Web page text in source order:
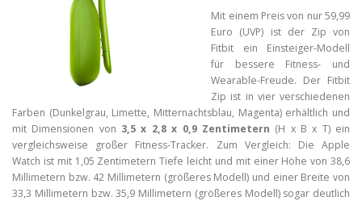
Mit einem Preis von nur 59,99
Euro (UVP) ist der Zip von
Fitbit ein Einsteiger-Modell
für bessere Fitness- und
Wearable-Freude. Der Fitbit
Zip ist in vier verschiedenen
Farben (Dunkelgrau, Limette, Mitternachtsblau, Magenta) erhältlich und
mit Dimensionen von 3,5 x 2,8 x 0,9 Zentimetern (H x B x T) ein
vergleichsweise großer Fitness-Tracker. Zum Vergleich: Die Apple
Watch ist mit 1,05 Zentimetern Tiefe leicht und mit einer Höhe von 38,6
Millimetern bzw. 42 Millimetern (größeres Modell) und einer Breite von
33,3 Millimetern bzw. 35,9 Millimetern (größeres Modell) sogar deutlich